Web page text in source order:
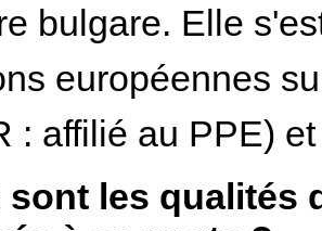
bulgare. Elle
européennes
: affilié au PPE)
sont les qualités